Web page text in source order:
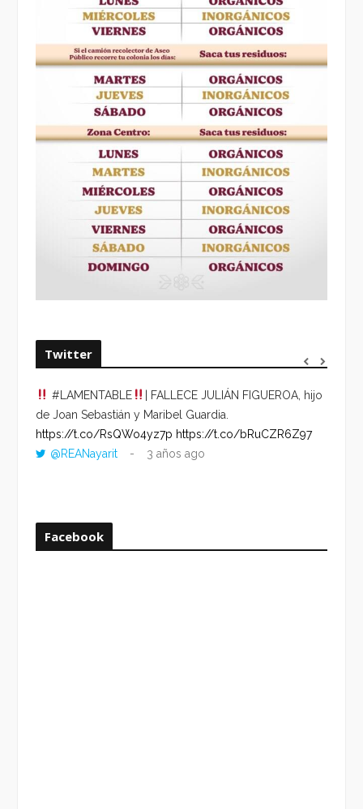
Twitter
#LAMENTABLE
| FALLECE JULIÁN FIGUEROA, hijo
de Joan Sebastián y Maribel Guardia.
https://t.co/RsQWo4yz7p https://t.co/bRuCZR6Z97
@REANayarit
3 años ago
Facebook